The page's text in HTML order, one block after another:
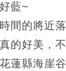
藍~
間的將近
的好美，
蓮縣海崖